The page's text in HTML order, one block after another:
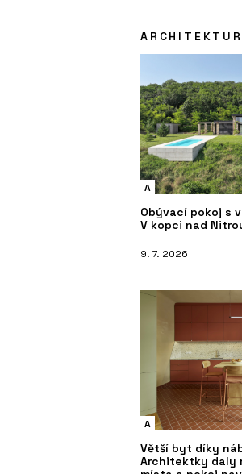
A
Obývací pokoj s
V kopci nad
9. 7. 2026
A
Větší byt díky
Architektky daly